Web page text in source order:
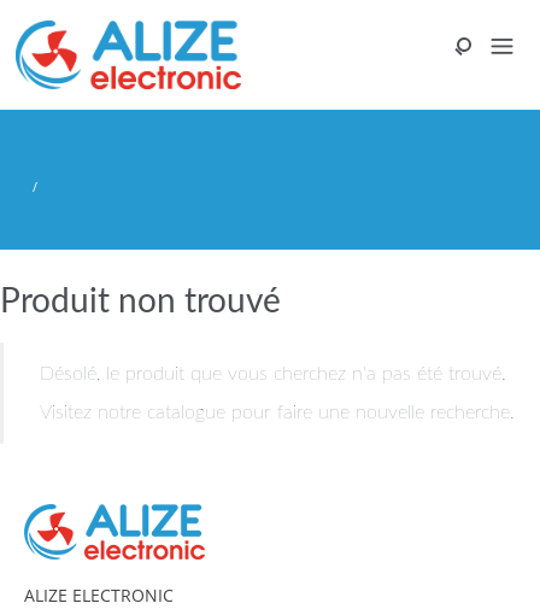
/
Produit non trouvé
Désolé, le produit que vous cherchez n'a pas été trouvé.
Visitez notre catalogue pour faire une nouvelle recherche.
ALIZE ELECTRONIC